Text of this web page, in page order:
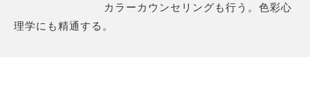
カラーカウンセリングも行う。色彩心
理学にも精通する。